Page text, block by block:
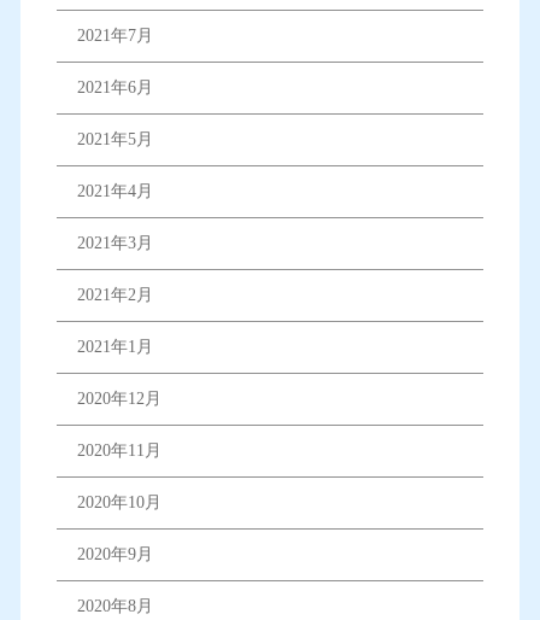
2021年7月
2021年6月
2021年5月
2021年4月
2021年3月
2021年2月
2021年1月
2020年12月
2020年11月
2020年10月
2020年9月
2020年8月